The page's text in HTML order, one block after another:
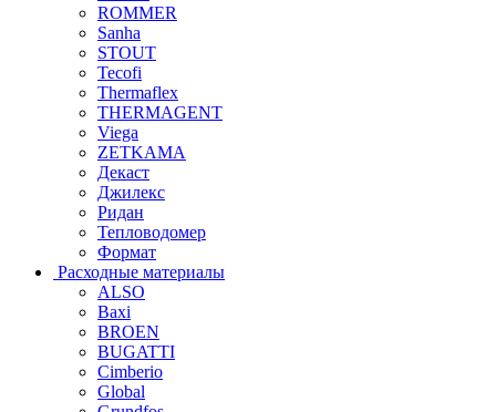
ROMMER
Sanha
STOUT
Tecofi
Thermaflex
THERMAGENT
Viega
ZETKAMA
Декаст
Джилекс
Ридан
Тепловодомер
Формат
Расходные материалы
ALSO
Baxi
BROEN
BUGATTI
Cimberio
Global